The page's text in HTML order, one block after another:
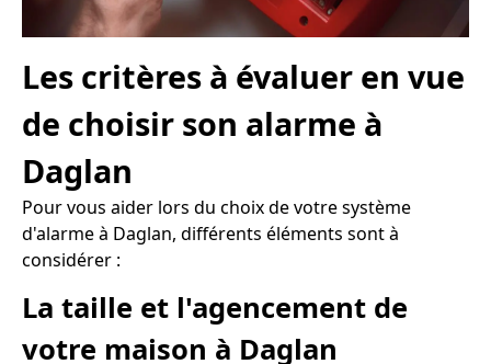
Les critères à évaluer en vue
de choisir son alarme à
Daglan
Pour vous aider lors du choix de votre système
d'alarme à Daglan, différents éléments sont à
considérer :
La taille et l'agencement de
votre maison à Daglan